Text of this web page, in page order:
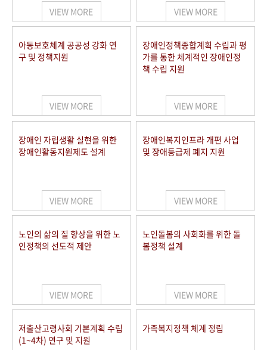
VIEW MORE VIEW MORE
아동보호체계 공공성 강화 연
구 및 정책지원
VIEW MORE
장애인정책종합계획 수립과 평
가를 통한 체계적인 장애인정
책 수립 지원
VIEW MORE
장애인 자립생활 실현을 위한
장애인활동지원제도 설계
VIEW MORE
장애인복지인프라 개편 사업
및 장애등급제 폐지 지원
VIEW MORE
노인의 삶의 질 향상을 위한 노
인정책의 선도적 제안
VIEW MORE
노인돌봄의 사회화를 위한 돌
봄정책 설계
VIEW MORE
저출산고령사회 기본계획 수립
(1~4차) 연구 및 지원
가족복지정책 체계 정립